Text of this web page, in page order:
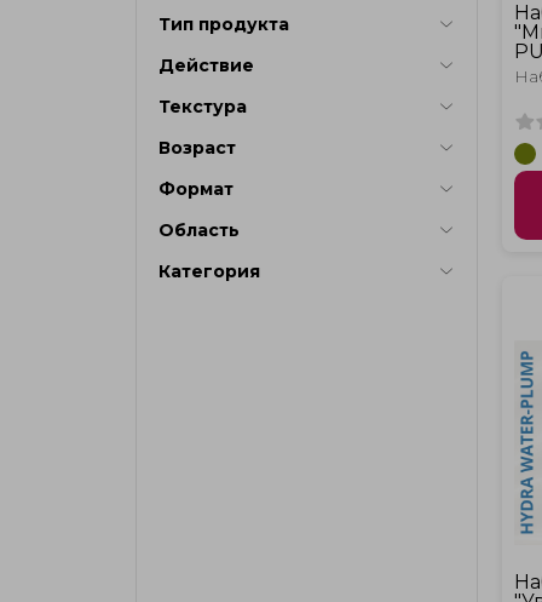
Тип продукта
Действие
Текстура
Возраст
Формат
Область
Категория